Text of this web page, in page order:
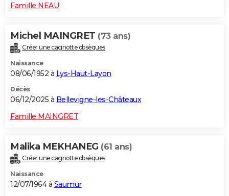
Famille NEAU
Michel MAINGRET (73 ans)
Créer une cagnotte obsèques
Naissance
08/06/1952 à Lys-Haut-Layon
Décès
06/12/2025 à Bellevigne-les-Châteaux
Famille MAINGRET
Malika MEKHANEG (61 ans)
Créer une cagnotte obsèques
Naissance
12/07/1964 à Saumur